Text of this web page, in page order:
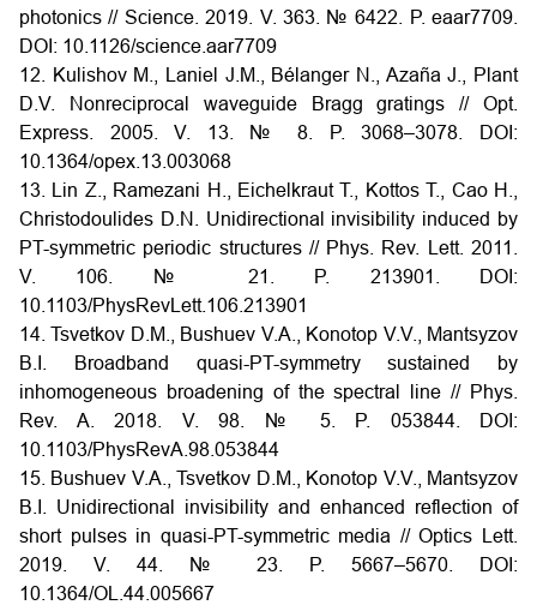
photonics // Science. 2019. V. 363. № 6422. P. eaar7709.
DOI: 10.1126/science.aar7709
12. Kulishov M., Laniel J.M., Bélanger N., Azaña J., Plant
D.V. Nonreciprocal waveguide Bragg gratings // Opt.
Express. 2005. V. 13. № 8. P. 3068–3078. DOI:
10.1364/opex.13.003068
13. Lin Z., Ramezani H., Eichelkraut T., Kottos T., Cao H.,
Christodoulides D.N. Unidirectional invisibility induced by
PT-symmetric periodic structures // Phys. Rev. Lett. 2011.
V. 106. № 21. P. 213901. DOI:
10.1103/PhysRevLett.106.213901
14. Tsvetkov D.M., Bushuev V.A., Konotop V.V., Mantsyzov
B.I. Broadband quasi-PT-symmetry sustained by
inhomogeneous broadening of the spectral line // Phys.
Rev. A. 2018. V. 98. № 5. P. 053844. DOI:
10.1103/PhysRevA.98.053844
15. Bushuev V.A., Tsvetkov D.M., Konotop V.V., Mantsyzov
B.I. Unidirectional invisibility and enhanced reflection of
short pulses in quasi-PT-symmetric media // Optics Lett.
2019. V. 44. № 23. P. 5667–5670. DOI:
10.1364/OL.44.005667